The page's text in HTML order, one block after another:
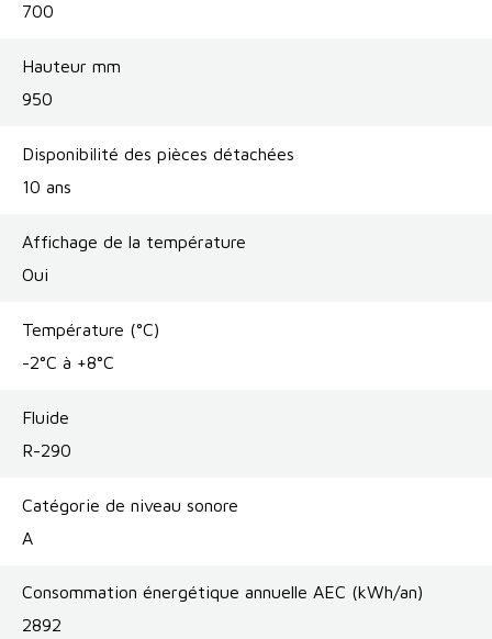
700
Hauteur mm
950
Disponibilité des pièces détachées
10 ans
Affichage de la température
Oui
Température (°C)
-2°C à +8°C
Fluide
R-290
Catégorie de niveau sonore
A
Consommation énergétique annuelle AEC (kWh/an)
2892